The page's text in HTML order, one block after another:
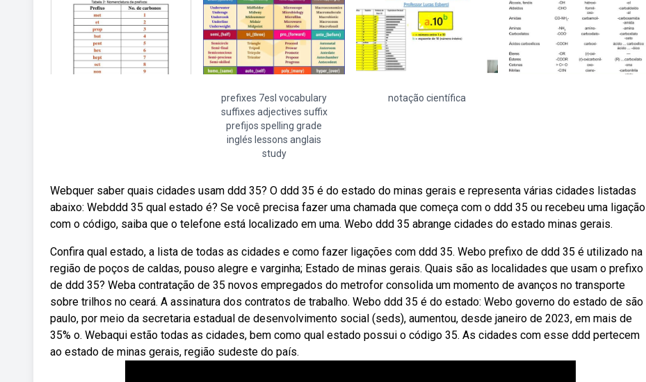
prefixes 7esl vocabulary
suffixes adjectives suffix
prefijos spelling grade
inglés lessons anglais
study
notação científica
Webquer saber quais cidades usam ddd 35? O ddd 35 é do estado do minas gerais e representa várias cidades listadas
abaixo: Webddd 35 qual estado é? Se você precisa fazer uma chamada que começa com o ddd 35 ou recebeu uma ligação
com o código, saiba que o telefone está localizado em uma. Webo ddd 35 abrange cidades do estado minas gerais.
Confira qual estado, a lista de todas as cidades e como fazer ligações com ddd 35. Webo prefixo de ddd 35 é utilizado na
região de poços de caldas, pouso alegre e varginha; Estado de minas gerais. Quais são as localidades que usam o prefixo
de ddd 35? Weba contratação de 35 novos empregados do metrofor consolida um momento de avanços no transporte
sobre trilhos no ceará. A assinatura dos contratos de trabalho. Webo ddd 35 é do estado: Webo governo do estado de são
paulo, por meio da secretaria estadual de desenvolvimento social (seds), aumentou, desde janeiro de 2023, em mais de
35% o. Webaqui estão todas as cidades, bem como qual estado possui o código 35. As cidades com esse ddd pertecem
ao estado de minas gerais, região sudeste do país.